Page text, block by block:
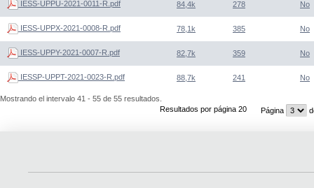
IESS-UPPU-2021-0011-R.pdf 84,4k 278 No
IESS-UPPX-2021-0008-R.pdf 78,1k 385 No
IESS-UPPY-2021-0007-R.pdf 82,7k 359 No
IESSP-UPPT-2021-0023-R.pdf 88,7k 241 No
Mostrando el intervalo 41 - 55 de 55 resultados.
Resultados por página 20
Página